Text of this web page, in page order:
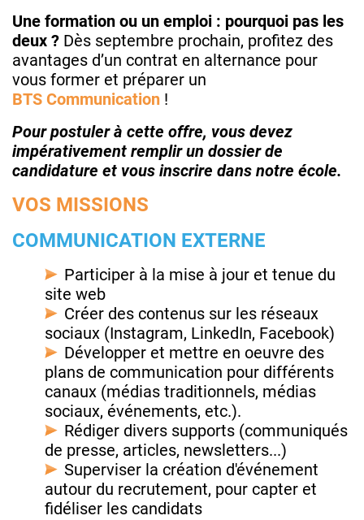
Une formation ou un emploi : pourquoi pas les
deux ? Dès septembre prochain, profitez des
avantages d’un contrat en alternance pour
vous former et préparer un
BTS Communication !
Pour postuler à cette offre, vous devez
impérativement remplir un dossier de
candidature et vous inscrire dans notre école.
VOS MISSIONS
COMMUNICATION EXTERNE
Participer à la mise à jour et tenue du
site web
Créer des contenus sur les réseaux
sociaux (Instagram, LinkedIn, Facebook)
Développer et mettre en oeuvre des
plans de communication pour différents
canaux (médias traditionnels, médias
sociaux, événements, etc.).
Rédiger divers supports (communiqués
de presse, articles, newsletters...)
Superviser la création d'événement
autour du recrutement, pour capter et
fidéliser les candidats